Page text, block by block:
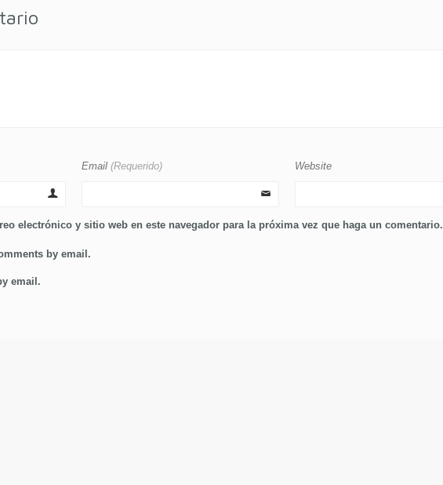
Email (Requerido) Website
electrónico y sitio web en este navegador para la próxima vez que haga un comentario.
by email.
email.